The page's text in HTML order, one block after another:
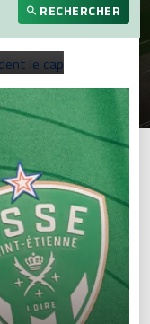
RECHERCHER